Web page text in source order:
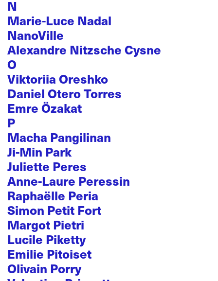
N
Marie-Luce Nadal
NanoVille
Alexandre Nitzsche Cysne
O
Viktoriia Oreshko
Daniel Otero Torres
Emre Özakat
P
Macha Pangilinan
Ji-Min Park
Juliette Peres
Anne-Laure Peressin
Raphaëlle Peria
Simon Petit Fort
Margot Pietri
Lucile Piketty
Emilie Pitoiset
Olivain Porry